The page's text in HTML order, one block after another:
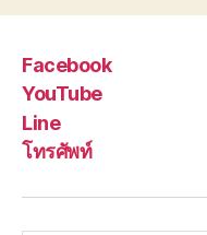
Facebook
YouTube
Line
โทรศัพท์